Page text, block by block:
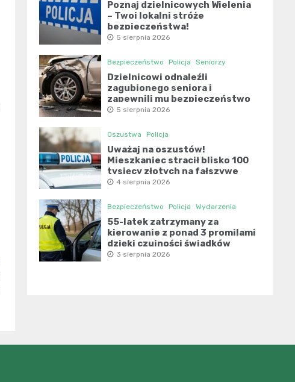
Poznaj dzielnicowych Wielenia
– Twoi lokalni stróże
bezpieczeństwa!
5 sierpnia 2026
Bezpieczeństwo Policja Seniorzy
Dzielnicowi odnaleźli
zagubionego seniora i
zapewnili mu bezpieczeństwo
5 sierpnia 2026
Oszustwa Policja
Uważaj na oszustów!
Mieszkaniec stracił blisko 100
tysięcy złotych na fałszywe
inwestycje
4 sierpnia 2026
Bezpieczeństwo Policja Wydarzenia
55-latek zatrzymany za
kierowanie z ponad 3 promilami
dzięki czujności świadków
3 sierpnia 2026